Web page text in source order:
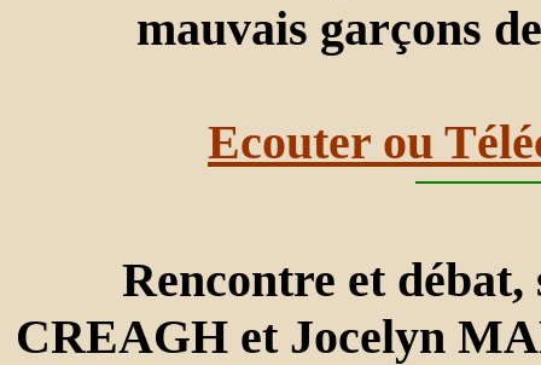
mauvais garçons
Ecouter ou
Rencontre et
CREAGH et Jocelyn